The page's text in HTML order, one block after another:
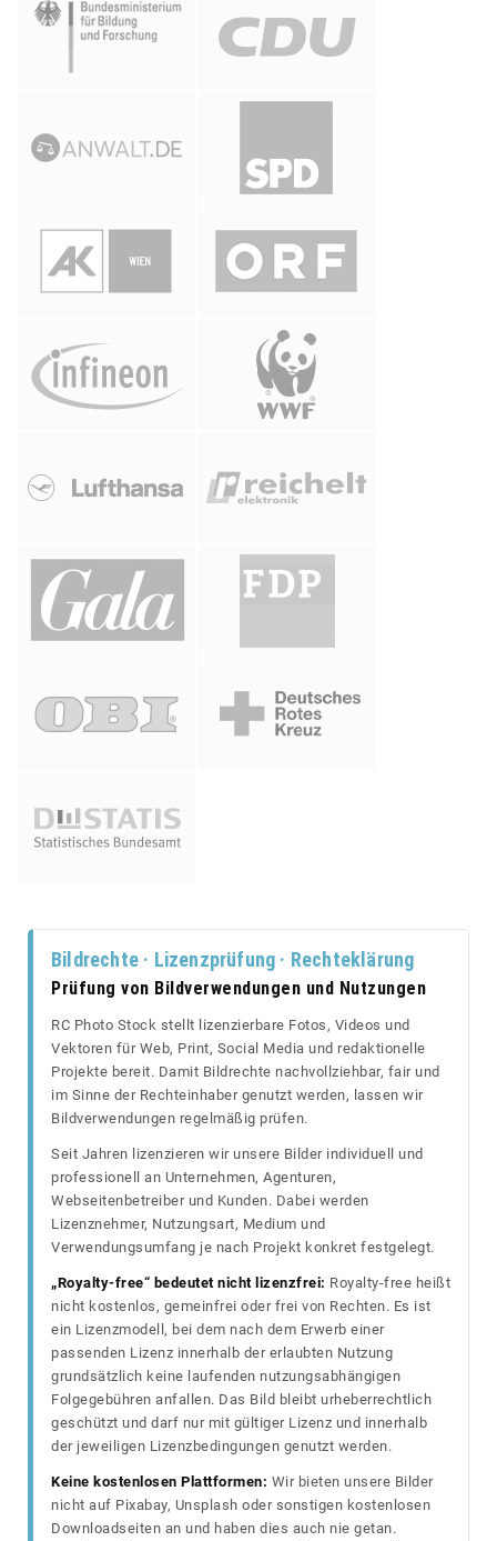
Bildrechte · Lizenzprüfung · Rechteklärung
Prüfung von Bildverwendungen und Nutzungen
RC Photo Stock stellt lizenzierbare Fotos, Videos und
Vektoren für Web, Print, Social Media und redaktionelle
Projekte bereit. Damit Bildrechte nachvollziehbar, fair und
im Sinne der Rechteinhaber genutzt werden, lassen wir
Bildverwendungen regelmäßig prüfen.
Seit Jahren lizenzieren wir unsere Bilder individuell und
professionell an Unternehmen, Agenturen,
Webseitenbetreiber und Kunden. Dabei werden
Lizenznehmer, Nutzungsart, Medium und
Verwendungsumfang je nach Projekt konkret festgelegt.
„Royalty-free“ bedeutet nicht lizenzfrei: Royalty-free heißt
nicht kostenlos, gemeinfrei oder frei von Rechten. Es ist
ein Lizenzmodell, bei dem nach dem Erwerb einer
passenden Lizenz innerhalb der erlaubten Nutzung
grundsätzlich keine laufenden nutzungsabhängigen
Folgegebühren anfallen. Das Bild bleibt urheberrechtlich
geschützt und darf nur mit gültiger Lizenz und innerhalb
der jeweiligen Lizenzbedingungen genutzt werden.
Keine kostenlosen Plattformen: Wir bieten unsere Bilder
nicht auf Pixabay, Unsplash oder sonstigen kostenlosen
Downloadseiten an und haben dies auch nie getan.